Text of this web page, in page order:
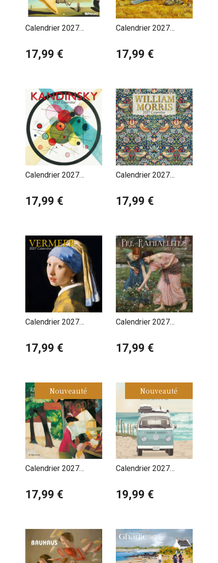
Calendrier 2027
Surréaliste
17,99 €
Calendrier 2027
Gogh Classique
17,99 €
Calendrier 2027
Kandinsky
17,99 €
Calendrier 2027
17,99 €
Calendrier 2027
Vermeer
17,99 €
Calendrier 2027
Pre-Raphaelites
17,99 €
Nouveauté
Calendrier 2027
Expressionniste
17,99 €
Nouveauté
Calendrier 2027
Pauline Launay
19,99 €